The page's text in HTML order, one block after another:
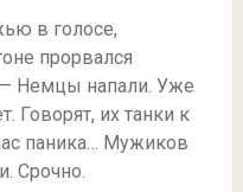
в голосе,
прорвался
— Немцы напали. Уже
Говорят, их танки к
паника… Мужиков
Срочно.